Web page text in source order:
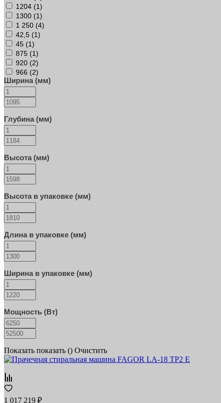
1204 (1)
1300 (1)
1 250 (4)
42,5 (1)
45 (1)
875 (1)
920 (2)
966 (2)
Ширина (мм)
Глубина (мм)
Высота (мм)
Высота в упаковке (мм)
Длина в упаковке (мм)
Ширина в упаковке (мм)
Мощность (Вт)
Показать показать () Очистить
1 017 219 ₽